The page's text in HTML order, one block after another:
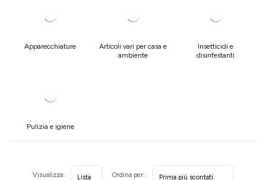
Apparecchiature
Articoli vari per casa e
ambiente
Insetticidi e
disinfestanti
Pulizia e igiene
Visualizza: Ordina per :